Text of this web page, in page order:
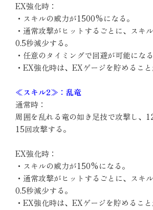
EX強化時：
・スキルの威力が1500%になる。
・通常攻撃がヒットするごとに、スキ
0.5秒減少する。
・任意のタイミングで回避が可能になる
・EX強化時は、EXゲージを貯めること
≪スキル2≫：乱竜
通常時：
周囲を乱れる竜の如き足技で攻撃し、
15回攻撃する。
EX強化時：
・スキルの威力が150%になる。
・通常攻撃がヒットするごとに、スキ
0.5秒減少する。
・EX強化時は、EXゲージを貯めること